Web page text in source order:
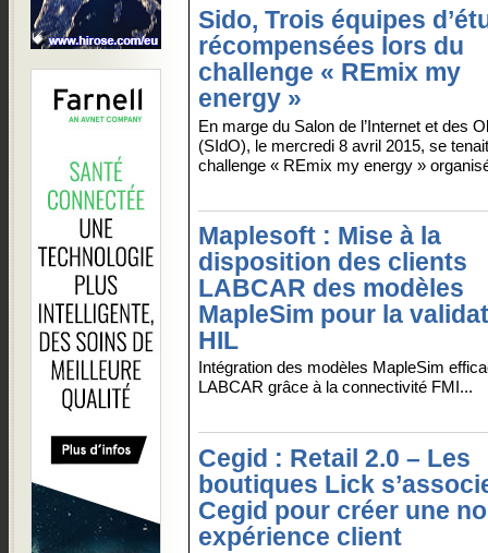
Sido, Trois équipes
récompensées lors du
challenge « REmix my
energy »
En marge du Salon de l’Internet et des
(SIdO), le mercredi 8 avril 2015, se
challenge « REmix my energy »
Maplesoft : Mise à la
disposition des clients
LABCAR des modèles
MapleSim pour la
HIL
Intégration des modèles MapleSim
LABCAR grâce à la connectivité FMI...
Cegid : Retail 2.0 – Les
boutiques Lick
Cegid pour créer une
expérience client